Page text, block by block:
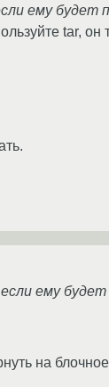
ему будет
tar, он
ему
на